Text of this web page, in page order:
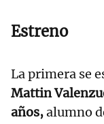
Estreno
La primera se
Mattin
años,alumno